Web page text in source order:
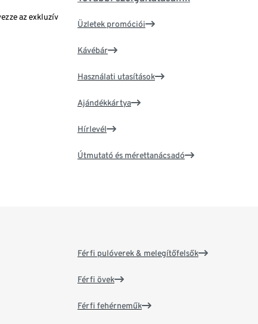
az exkluzív
Üzletek promóciói
Kávébár
Használati utasítások
Ajándékkártya
Hírlevél
Útmutató és mérettanácsadó
Férfi pulóverek & melegítőfelsők
Férfi övek
Férfi fehérneműk